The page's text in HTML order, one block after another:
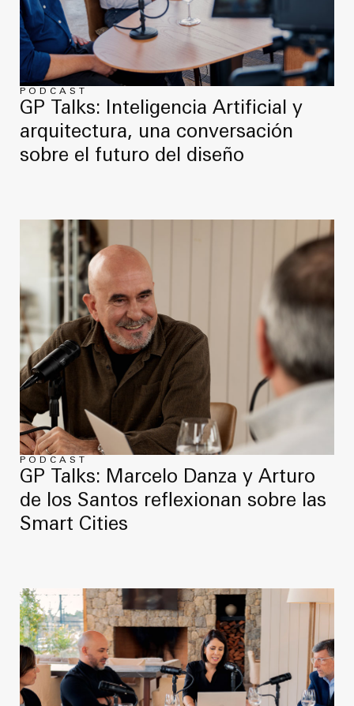
PODCAST
GP Talks: Inteligencia Artificial y
arquitectura, una conversación
sobre el futuro del diseño
PODCAST
GP Talks: Marcelo Danza y Arturo
de los Santos reflexionan sobre las
Smart Cities